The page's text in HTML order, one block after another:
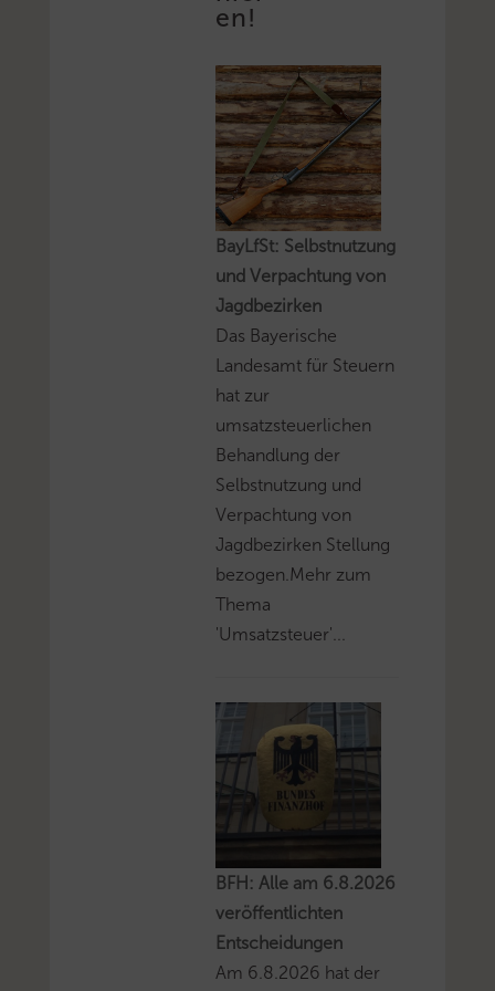
en!
BayLfSt: Selbstnutzung
und Verpachtung von
Jagdbezirken
Das Bayerische
Landesamt für Steuern
hat zur
umsatzsteuerlichen
Behandlung der
Selbstnutzung und
Verpachtung von
Jagdbezirken Stellung
bezogen.Mehr zum
Thema
'Umsatzsteuer'...
BFH: Alle am 6.8.2026
veröffentlichten
Entscheidungen
Am 6.8.2026 hat der